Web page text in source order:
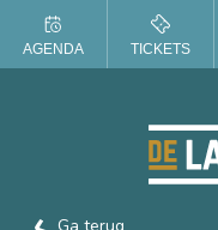
ZOMER IN DE LANGSTRAAT
AGENDA TICKETS